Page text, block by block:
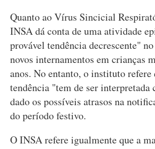
Quanto ao Vírus Sincicial
INSA dá conta de uma atividade
provável tendência decrescente"
novos internamentos em crianças
anos. No entanto, o instituto refere
tendência "tem de ser interpretada
dado os possíveis atrasos na
do período festivo.
O INSA refere igualmente que a